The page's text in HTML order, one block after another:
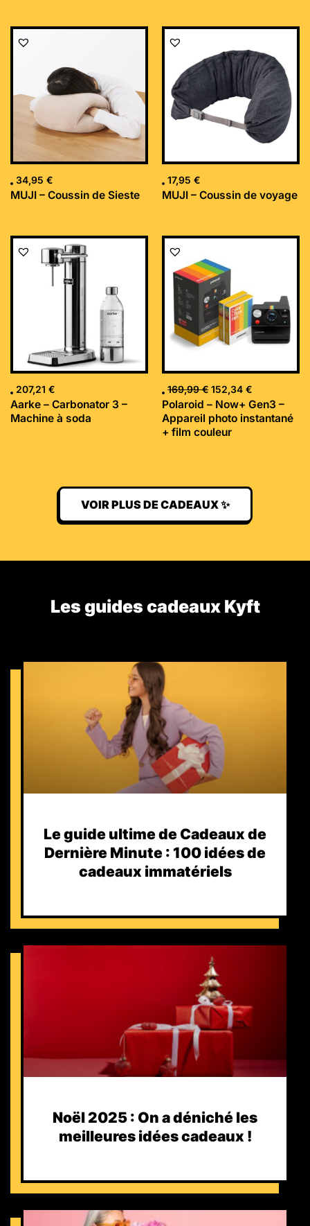
34,95 €
MUJI – Coussin de Sieste
17,95 €
MUJI – Coussin de voyage
207,21 €
Aarke – Carbonator 3 –
Machine à soda
169,99€
Le
initial
était :
169,99 €.
152,34 €
Le
Polaroid – Now+ Gen3 –
Appareil photo instantané
+ film couleur
VOIR PLUS DE CADEAUX ✨
Les guides cadeaux Kyft​
Le guide ultime de Cadeaux de
Dernière Minute : 100 idées de
cadeaux immatériels
Noël 2025 : On a déniché les
meilleures idées cadeaux !